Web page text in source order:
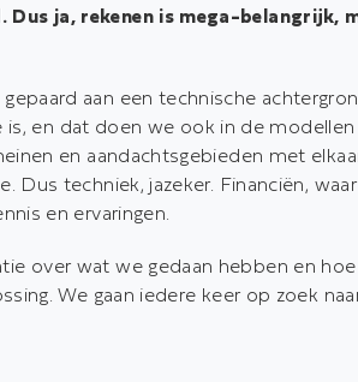
ja, rekenen is mega-belangrijk,
aan een technische
en dat doen we ook in de
en aandachtsgebieden met
Dus techniek, jazeker. Financiën,
en ervaringen.
over wat we gedaan hebben en
We gaan iedere keer op zoek